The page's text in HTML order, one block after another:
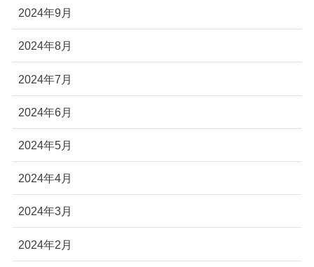
2024年9月
2024年8月
2024年7月
2024年6月
2024年5月
2024年4月
2024年3月
2024年2月